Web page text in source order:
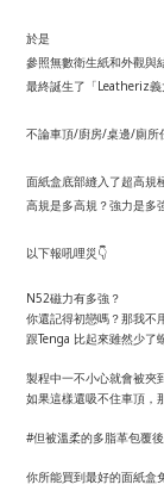
於是
參照無數衛生紙和外觀與
最終誕生了「Leatheriz義
不論車頂/廚房/桌邊/廁所
面紙盒底部縫入了超高規
高規是多高規？強力是多
以下報吼哩災👇
N52磁力有多強？
你還記得初戀嗎？那我不
跟Tenga 比起來雖然少了
製程中一不小心就會被夾
如果這樣還吸不住車頂，
#但被溫柔的多脂革包覆
你所能買到最好的面紙盒